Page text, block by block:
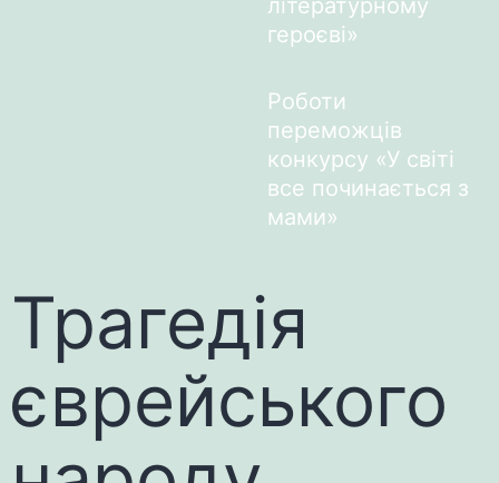
літературному
героєві»
Роботи
переможців
конкурсу «У світі
все починається з
мами»
Трагедія
єврейського